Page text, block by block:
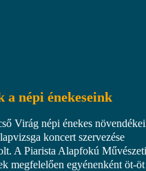
a népi énekeseink
Virág népi énekes
koncert szervezése
A Piarista Alapfokú Művészeti
megfelelően egyénenként öt-öt